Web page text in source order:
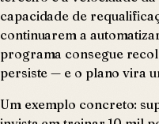
capacidade de
continuarem a
programa consegue
persiste — e o plano vira
Um exemplo concreto: